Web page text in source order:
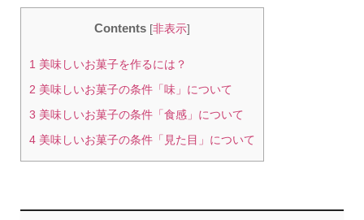
Contents [非表示]
1 美味しいお菓子を作るには？
2 美味しいお菓子の条件「味」について
3 美味しいお菓子の条件「食感」について
4美味しいお菓子の条件「見た目」について